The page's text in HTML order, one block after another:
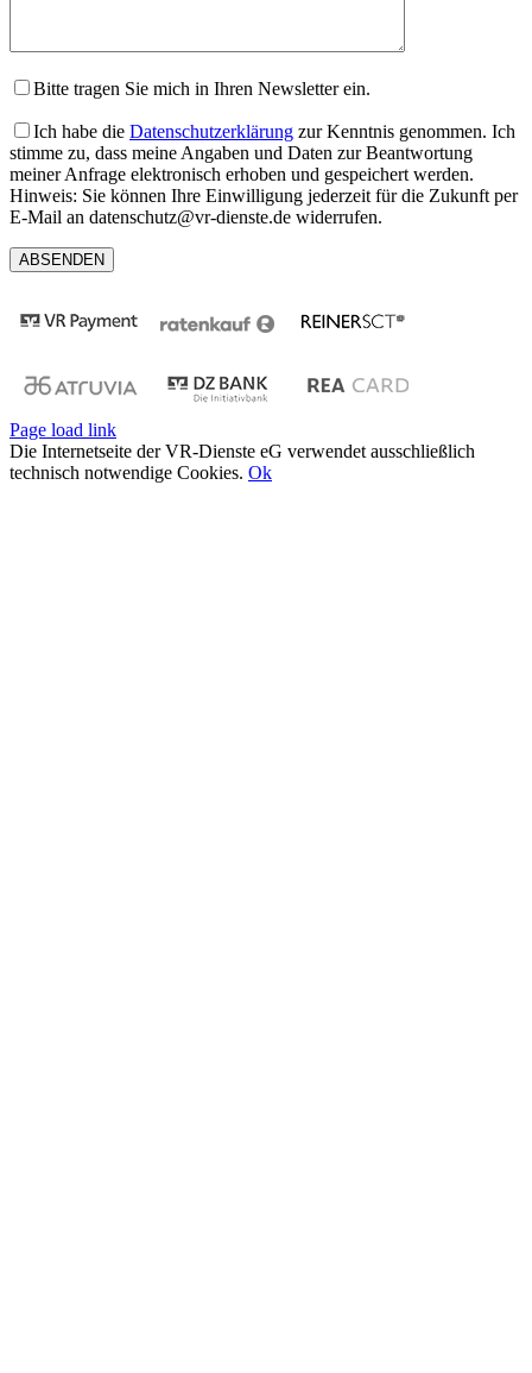
Bitte tragen Sie mich in Ihren Newsletter ein.
Ich habe die Datenschutzerklärung zur Kenntnis genommen. Ich
stimme zu, dass meine Angaben und Daten zur Beantwortung
meiner Anfrage elektronisch erhoben und gespeichert werden.
Hinweis: Sie können Ihre Einwilligung jederzeit für die Zukunft per
E-Mail an datenschutz@vr-dienste.de widerrufen.
Page load link
Die Internetseite der VR-Dienste eG verwendet ausschließlich
technisch notwendige Cookies. Ok